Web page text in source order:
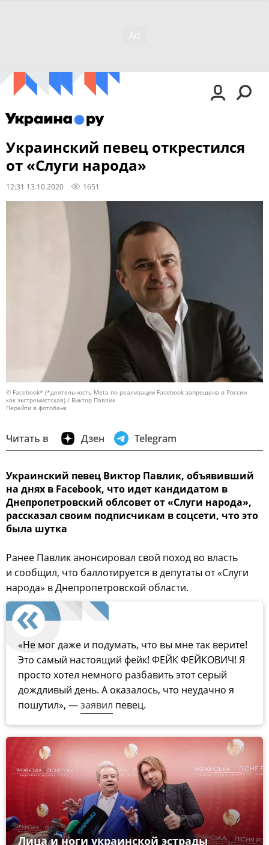
Украинский певец открестился
от «Слуги народа»
12:31 13.10.2020 1651
© Facebook* (*деятельность Meta по реализации Facebook запрещена в России
как экстремистская) / Виктор Павлик
Перейти в фотобанк
Читать в Дзен Telegram
Украинский певец Виктор Павлик, объявивший
на днях в Facebook, что идет кандидатом в
Днепропетровский облсовет от «Слуги народа»,
рассказал своим подписчикам в соцсети, что это
была шутка
Ранее Павлик анонсировал свой поход во власть
и сообщил, что баллотируется в депутаты от «Слуги
народа» в Днепропетровской области.
«Не мог даже и подумать, что вы мне так верите!
Это самый настоящий фейк! ФЕЙК ФЕЙКОВИЧ! Я
просто хотел немного разбавить этот серый
дождливый день. А оказалось, что неудачно я
пошутил», —заявил певец.
Лица и ноги украинской эстрады